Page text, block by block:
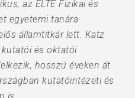
az ELTE Fizikai és
egyetemi tanára
államtitkár lett. Katz
és oktatói
hosszú éveken át
kutatóintézeti és